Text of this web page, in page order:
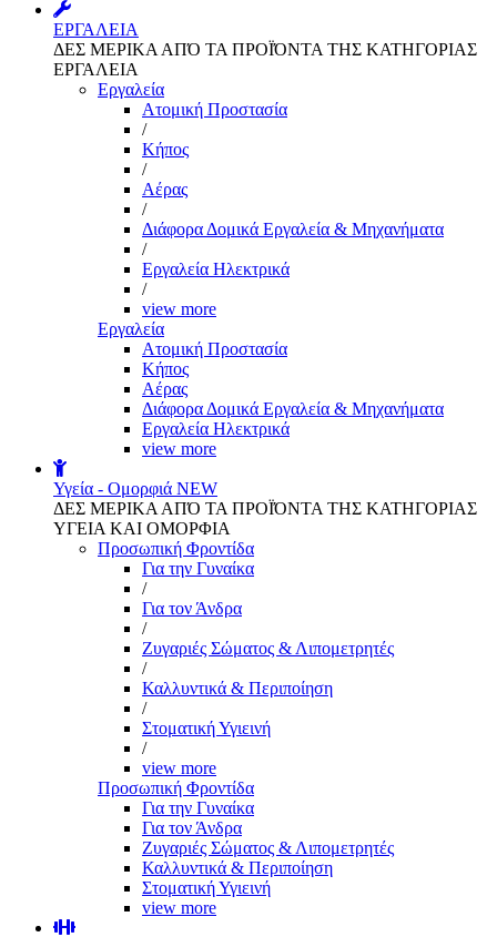
ΕΡΓΑΛΕΙΑ
ΔΕΣ ΜΕΡΙΚΑ ΑΠΌ ΤΑ ΠΡΟΪΌΝΤΑ ΤΗΣ ΚΑΤΗΓΟΡΙΑΣ
ΕΡΓΑΛΕΙΑ
Εργαλεία
Aτομική Προστασία
/
Kήπος
/
Αέρας
/
Διάφορα Δομικά Εργαλεία & Μηχανήματα
/
Εργαλεία Ηλεκτρικά
/
view more
Εργαλεία
Aτομική Προστασία
Kήπος
Αέρας
Διάφορα Δομικά Εργαλεία & Μηχανήματα
Εργαλεία Ηλεκτρικά
view more
Υγεία - Ομορφιά NEW
ΔΕΣ ΜΕΡΙΚΑ ΑΠΌ ΤΑ ΠΡΟΪΌΝΤΑ ΤΗΣ ΚΑΤΗΓΟΡΙΑΣ
ΥΓΕΙΑ ΚΑΙ ΟΜΟΡΦΙΑ
Προσωπική Φροντίδα
Για την Γυναίκα
/
Για τον Άνδρα
/
Ζυγαριές Σώματος & Λιπομετρητές
/
Καλλυντικά & Περιποίηση
/
Στοματική Υγιεινή
/
view more
Προσωπική Φροντίδα
Για την Γυναίκα
Για τον Άνδρα
Ζυγαριές Σώματος & Λιπομετρητές
Καλλυντικά & Περιποίηση
Στοματική Υγιεινή
view more